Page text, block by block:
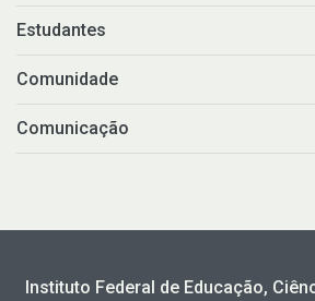
Estudantes
Comunidade
Comunicação
Instituto Federal de Educação,